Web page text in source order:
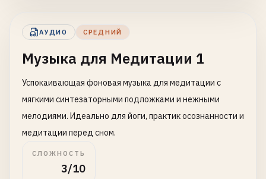
АУДИО СРЕДНИЙ
Музыка для Медитации 1
Успокаивающая фоновая музыка для медитации с
мягкими синтезаторными подложками и нежными
мелодиями. Идеально для йоги, практик осознанности и
медитации перед сном.
СЛОЖНОСТЬ
3/10